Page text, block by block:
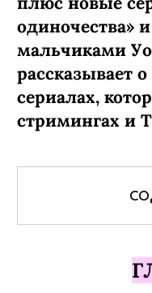
одиночества»
мальчиками
рассказывает
сериалах,
стримингах и